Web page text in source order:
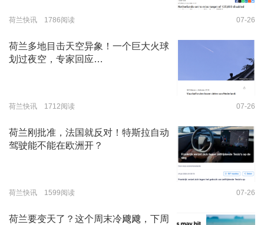
荷兰快讯 1786阅读 07-26
荷兰多地目击天空异象！一个巨大火球
划过夜空，专家回应…
荷兰快讯 1712阅读 07-26
荷兰刚批准，法国就反对！特斯拉自动
驾驶能不能在欧洲开？
荷兰快讯 1599阅读 07-26
荷兰要变天了？这个周末冷飕飕，下周